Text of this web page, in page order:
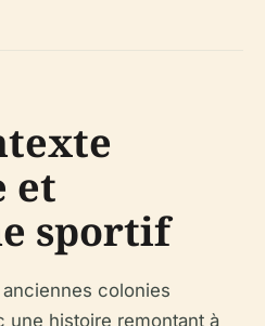
et
sportif
colonies
une histoire remontant à